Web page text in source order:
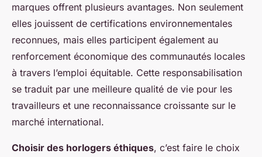
marques offrent plusieurs avantages. Non seulement
elles jouissent de certifications environnementales
reconnues, mais elles participent également au
renforcement économique des communautés locales
à travers l’emploi équitable. Cette responsabilisation
se traduit par une meilleure qualité de vie pour les
travailleurs et une reconnaissance croissante sur le
marché international.
Choisir des horlogers éthiques, c’est faire le choix